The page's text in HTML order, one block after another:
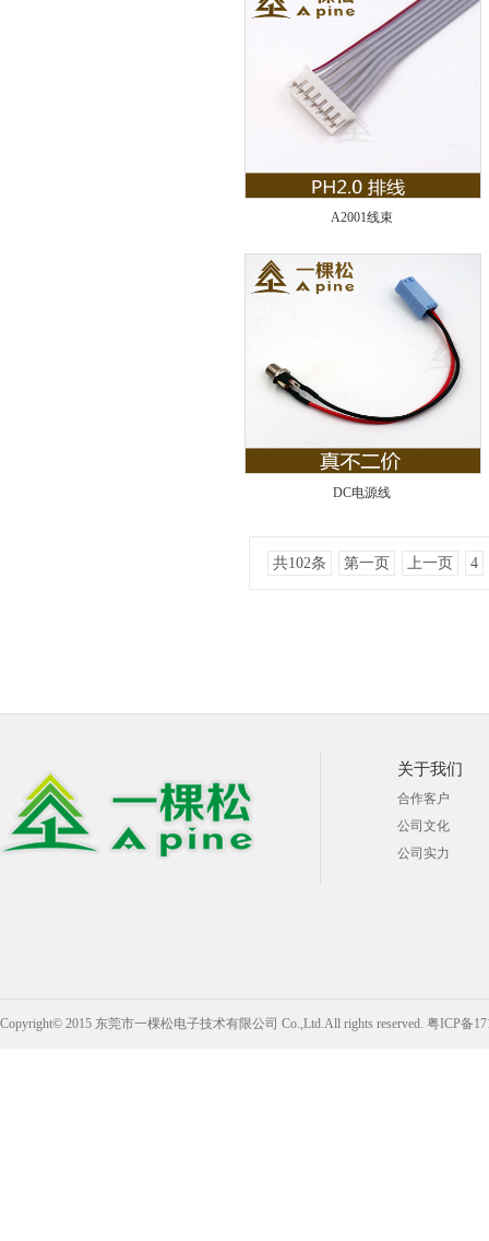
A2001线束
DC电源线
共102条 第一页 上一页 4
关于我们
合作客户
公司文化
公司实力
Copyright© 2015 东莞市一棵松电子技术有限公司 Co.,Ltd.All rights reserved. 粤ICP备